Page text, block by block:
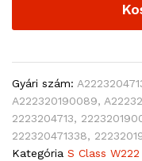
Gyári szám:
A222320190089,
2223204713,
222320471338,
Kategória S Class